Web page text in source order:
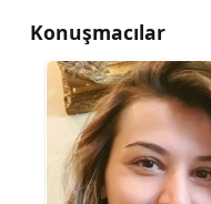
Konuşmacılar